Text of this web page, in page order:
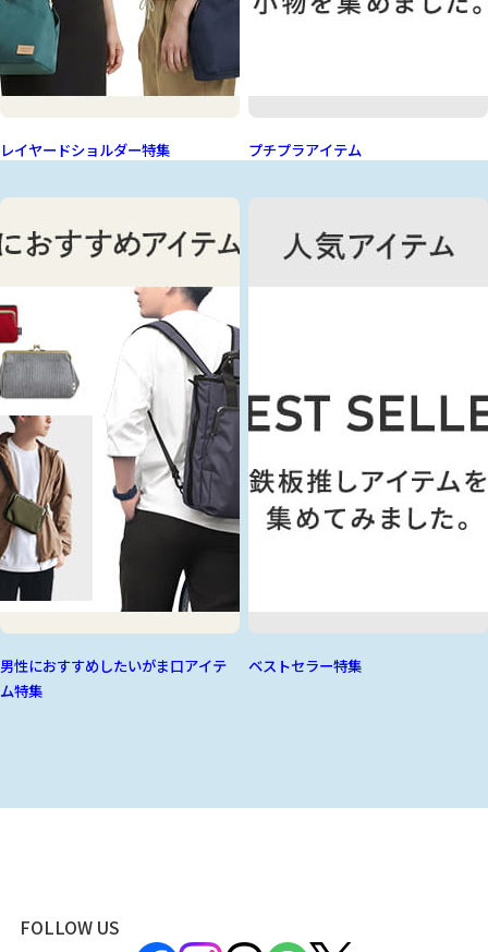
レイヤードショルダー特集 プチプラアイテム
男性におすすめしたいがま口アイテ
ム特集
ベストセラー特集
FOLLOW US